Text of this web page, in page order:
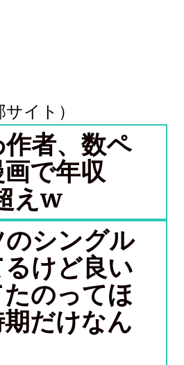
イト）
者、数ペ
で年収
えw
シングル
けど良い
のってほ
だけなん